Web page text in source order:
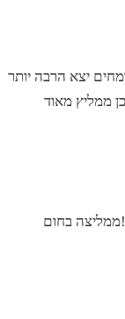
יצא הרבה יותר
בחום